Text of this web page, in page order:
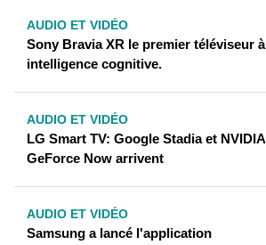
AUDIO ET VIDÉO
Sony Bravia XR le premier téléviseur à
intelligence cognitive.
AUDIO ET VIDÉO
LG Smart TV: Google Stadia et NVIDIA
GeForce Now arrivent
AUDIO ET VIDÉO
Samsung a lancé l'application